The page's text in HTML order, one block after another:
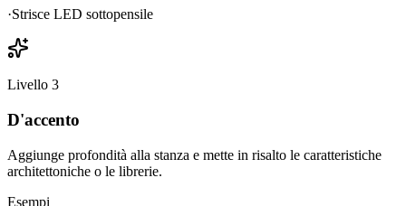
·Strisce LED sottopensile
Livello 3
D'accento
Aggiunge profondità alla stanza e mette in risalto le caratteristiche
architettoniche o le librerie.
Esempi